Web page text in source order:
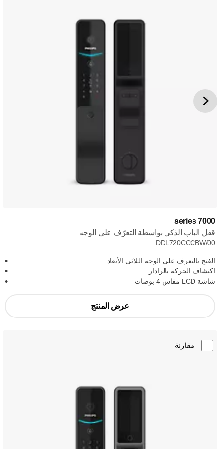
7000 series
قفل الباب الذكي بواسطة التعرّف على الوجه
DDL720CCCBW/00
الفتح بالتعرف على الوجه الثلاثي الأبعاد
اكتشاف الحركة بالرادار
شاشة LCD مقاس 4 بوصات
عرض المنتج
مقارنة